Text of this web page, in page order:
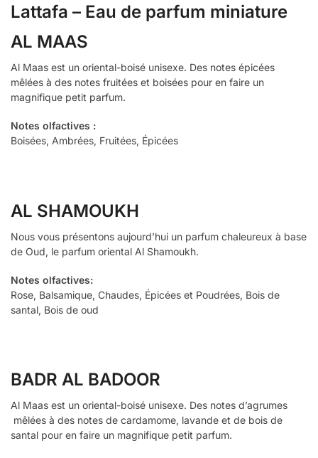
Lattafa – Eau de parfum miniature
AL MAAS
Al Maas est un oriental-boisé unisexe. Des notes épicées
mêlées à des notes fruitées et boisées pour en faire un
magnifique petit parfum.
Notes olfactives :
Boisées, Ambrées, Fruitées, Épicées
AL SHAMOUKH
Nous vous présentons aujourd’hui un parfum chaleureux à base
de Oud, le parfum oriental Al Shamoukh.
Notes olfactives:
Rose, Balsamique, Chaudes, Épicées et Poudrées, Bois de
santal, Bois de oud
BADR AL BADOOR
Al Maas est un oriental-boisé unisexe. Des notes d’agrumes
mêlées à des notes de cardamome, lavande et de bois de
santal pour en faire un magnifique petit parfum.